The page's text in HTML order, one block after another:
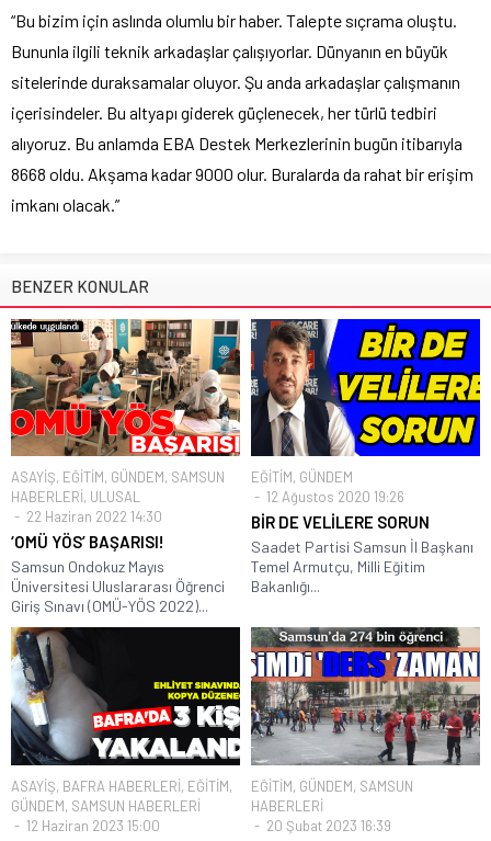
“Bu bizim için aslında olumlu bir haber. Talepte sıçrama oluştu.
Bununla ilgili teknik arkadaşlar çalışıyorlar. Dünyanın en büyük
sitelerinde duraksamalar oluyor. Şu anda arkadaşlar çalışmanın
içerisindeler. Bu altyapı giderek güçlenecek, her türlü tedbiri
alıyoruz. Bu anlamda EBA Destek Merkezlerinin bugün itibarıyla
8668 oldu. Akşama kadar 9000 olur. Buralarda da rahat bir erişim
imkanı olacak.”
BENZER KONULAR
ASAYİŞ, EĞİTİM, GÜNDEM, SAMSUN
HABERLERİ, ULUSAL
22 Haziran 2022 14:30
‘OMÜ YÖS’ BAŞARISI!
Samsun Ondokuz Mayıs
Üniversitesi Uluslararası Öğrenci
Giriş Sınavı (OMÜ-YÖS 2022)...
EĞİTİM, GÜNDEM
12 Ağustos 2020 19:26
BİR DE VELİLERE SORUN
Saadet Partisi Samsun İl Başkanı
Temel Armutçu, Milli Eğitim
Bakanlığı...
ASAYİŞ, BAFRA HABERLERİ, EĞİTİM,
GÜNDEM, SAMSUN HABERLERİ
12 Haziran 2023 15:00
EĞİTİM, GÜNDEM, SAMSUN
HABERLERİ
20 Şubat 2023 16:39